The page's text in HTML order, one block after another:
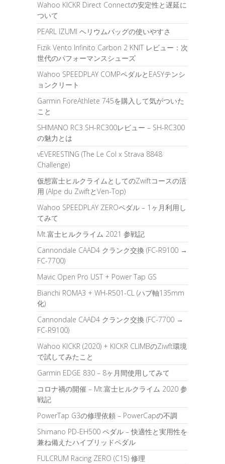
Wahoo KICKR Direct Connectの安定性と遅延に
ついて
PEARL IZUMI ヘリウムバッグの使いやすさ
Fizik Vento Infinito Carbon 2 KNIT レビュー：次
世代のパフォーマンスシューズ
Wahoo SPEEDPLAY COMPペダルとEASYテンシ
ョンクリート
Garmin ForeAthlete 745を購入して気がついた
こと
SHIMANO RC3 SH-RC300レビュー – SH-RC300
の魅力とは
vEVERESTING (The Le Col x Strava 8848
Challenge)
仮想富士ヒルクライムとしてのZwiftコースの活
用 (Alpe du ZwiftとVen-Top)
Wahoo SPEEDPLAY ZEROペダル – 1ヶ月利用し
てみて
Mt.富士ヒルクライム 2021 参戦記
Cannondale CAAD4 クランク交換 (FC-R9100 →
FC-7700)
Mavic Open Pro UST + Power Tap GS
Bianchi ROMA3 + WH-R501-CL (ハブ軸135mm
化)
Cannondale CAAD4 クランク交換 (FC-7700 →
FC-R9100)
Wahoo KICKR (2020) + KICKR CLIMBのZiwft環境
で試してみたこと
Garmin EDGE 830 – 8ヶ月間使用してみて
コロナ禍の開催 – Mt.富士ヒルクライム 2020 参
戦記
PowerTap G3の修理依頼 – PowerCapの不調
Shimano PD-EH500 ペダル – 快適性と実用性を
兼ね備えたハイブリッドペダル
FULCRUM Racing ZERO (C15) 修理